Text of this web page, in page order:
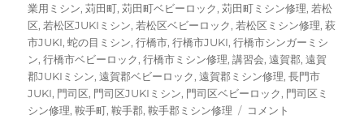
業用ミシン,苅田町,苅田町ベビーロック,苅田町ミシン修理, 若松
区, 若松区JUKIミシン, 若松区ベビーロック, 若松区ミシン修理,萩
市JUKI,蛇の目ミシン,行橋市,行橋市JUKI,行橋市シンガーミシ
ン,行橋市ベビーロック,行橋市ミシン修理,講習会,遠賀郡,遠賀
郡JUKIミシン,遠賀郡ベビーロック,遠賀郡ミシン修理,長門市
JUKI, 門司区, 門司区JUKIミシン, 門司区ベビーロック, 門司区ミ
シン修理,鞍手町,鞍手郡,鞍手郡ミシン修理
【ブ
コメント